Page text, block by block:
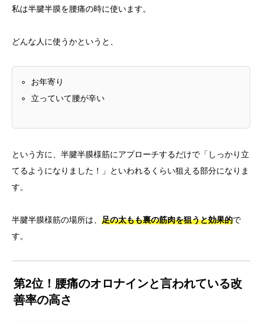
私は半腱半膜を腰痛の時に使います。
どんな人に使うかというと、
お年寄り
立っていて腰が辛い
という方に、半腱半膜様筋にアプローチするだけで「しっかり立
てるようになりました！」といわれるくらい狙える部分になりま
す。
半腱半膜様筋の場所は、 足の太もも裏の筋肉を狙うと効果的で
す。
第2位！腰痛のオロナインと言われている改
善率の高さ